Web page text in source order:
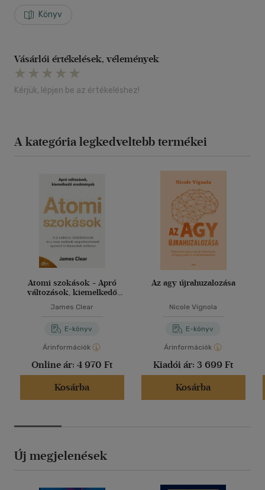
Könyv
Vásárlói értékelések, vélemények
Kérjük, lépjen be az értékeléshez!
A kategória legkedveltebb termékei
Atomi szokások - Apró
változások, kiemelkedő
James Clear
E-könyv
Árinformációk
Online ár: 4 970 Ft
Kosárba
Az agy újrahuzalozása
Nicole Vignola
E-könyv
Árinformációk
Kiadói ár: 3 699 Ft
Kosárba
Új megjelenések